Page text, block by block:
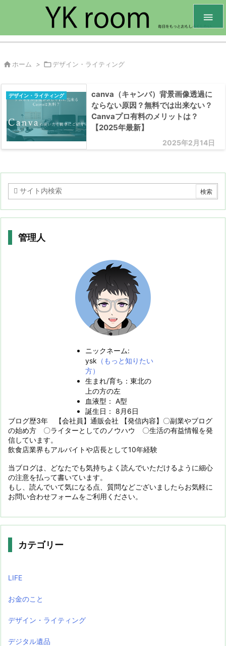

 ホーム > デザイン・ライティング
2025年2月14日
デザイン・ライティング
canva（キャンバ）背景画像透過に
ならない原因？無料では出来ない？
Canvaプロ有料のメリットは？
【2025年最新】
管理人
ニックネーム:
ysk （もっと知りたい
方）
生まれ/育ち：東北の
上の方の左
血液型： A型
誕生日： 8月6日
ブログ歴3年 【会社員】通販会社 【発信内容】〇副業やブログ
の始め方 〇ライターとしてのノウハウ 〇生活の有益情報を発
信しています。
飲食店業界もアルバイトや店長として10年経験
当ブログは、どなたでも気持ちよく読んでいただけるように細心
の注意を払って書いています。
もし、読んでいて気になる点、質問などございましたらお気軽に
お問い合わせフォームをご利用ください。
カテゴリー
LIFE
お金のこと
デザイン・ライティング
デジタル遺品